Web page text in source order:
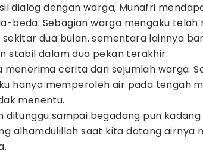
dialog dengan warga, Munafri
beda. Sebagian warga mengaku telah
sekitar dua bulan, sementara lainnya
stabil dalam dua pekan terakhir.
menerima cerita dari sejumlah warga.
hanya memperoleh air pada tengah
menentu.
ditunggu sampai begadang pun
alhamdulillah saat kita datang airnya